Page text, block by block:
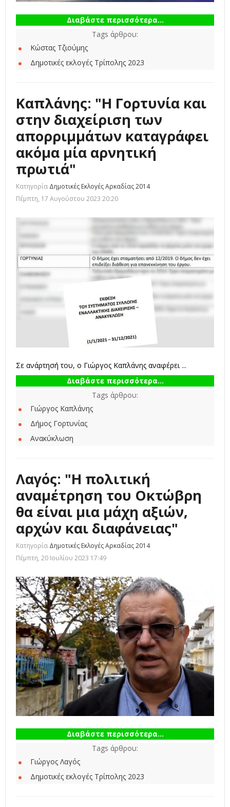
Διαβάστε περισσότερα...
Tags άρθρου:
Κώστας Τζιούμης
Δημοτικές εκλογές Τρίπολης 2023
Καπλάνης: "Η Γορτυνία και
στην διαχείριση των
απορριμμάτων καταγράφει
ακόμα μία αρνητική
πρωτιά"
Κατηγορία Δημοτικές Εκλογές Αρκαδίας 2014
Πέμπτη, 17 Αυγούστου 2023 20:20
Σε ανάρτησή του, ο Γιώργος Καπλάνης αναφέρει ...
Διαβάστε περισσότερα...
Tags άρθρου:
Γιώργος Καπλάνης
Δήμος Γορτυνίας
Ανακύκλωση
Λαγός: "Η πολιτική
αναμέτρηση του Οκτώβρη
θα είναι μια μάχη αξιών,
αρχών και διαφάνειας"
Κατηγορία Δημοτικές Εκλογές Αρκαδίας 2014
Πέμπτη, 20 Ιουλίου 2023 17:49
Διαβάστε περισσότερα...
Tags άρθρου:
Γιώργος Λαγός
Δημοτικές εκλογές Τρίπολης 2023